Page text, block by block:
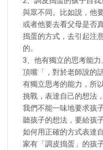
與眾不同。比如說，他
或者他要去看父母是否
搗蛋的方式，去引起注
的。
3、他有獨立的思考能力
頂嘴「，對於老師說的
有獨立思考的能力，所
挑戰，表達自己的想法
我們不能一味地要求孩
聽孩子的想法，要給孩
如何用正確的方式表達
家有「調皮搗蛋」的孩